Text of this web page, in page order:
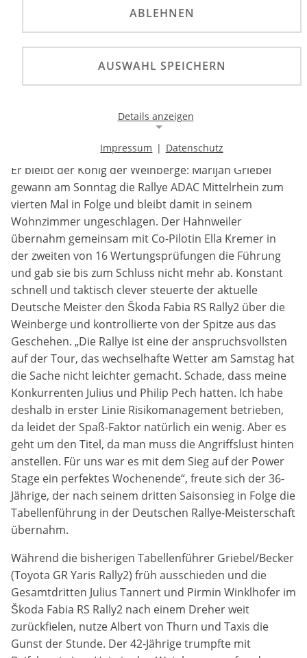
Der amtierende Deutsche Meister gewinnt
souverän die 4. Rallye ADAC Mittelrhein, während
Albert von Thurn und Taxis mit Platz zwei sein
einzigartiger Kulisse hochklassigen Rallyesport
Er bleibt der König der Weinberge: Marijan Griebel
gewann am Sonntag die Rallye ADAC Mittelrhein zum
vierten Mal in Folge und bleibt damit in seinem
Wohnzimmer ungeschlagen. Der Hahnweiler
übernahm gemeinsam mit Co-Pilotin Ella Kremer in
der zweiten von 16 Wertungsprüfungen die Führung
und gab sie bis zum Schluss nicht mehr ab. Konstant
schnell und taktisch clever steuerte der aktuelle
Deutsche Meister den Škoda Fabia RS Rally2 über die
Weinberge und kontrollierte von der Spitze aus das
Geschehen. „Die Rallye ist eine der anspruchsvollsten
auf der Tour, das wechselhafte Wetter am Samstag hat
die Sache nicht leichter gemacht. Schade, dass meine
Konkurrenten Julius und Philip Pech hatten. Ich habe
deshalb in erster Linie Risikomanagement betrieben,
da leidet der Spaß-Faktor natürlich ein wenig. Aber es
geht um den Titel, da man muss die Angriffslust hinten
anstellen. Für uns war es mit dem Sieg auf der Power
Stage ein perfektes Wochenende“, freute sich der 36-
Jährige, der nach seinem dritten Saisonsieg in Folge die
Tabellenführung in der Deutschen Rallye-Meisterschaft
übernahm.
Während die bisherigen Tabellenführer Griebel/Becker
(Toyota GR Yaris Rally2) früh ausschieden und die
Gesamtdritten Julius Tannert und Pirmin Winklhofer im
Škoda Fabia RS Rally2 nach einem Dreher weit
zurückfielen, nutze Albert von Thurn und Taxis die
Gunst der Stunde. Der 42-Jährige trumpfte mit
ABLEHNEN
AUSWAHL SPEICHERN
Details anzeigen
Notwendige Cookies ermöglichen die Kernfunktionalität
einer Website. Sie helfen dabei, die Website nutzbar zu
machen, indem sie grundlegende Funktionen
ermöglichen. Ohne diese Cookies kann die Website nicht
richtig funktionieren.
Background Image
Name:
gw-cookie-bgimage
Anbieter:
DMSB
Zweck:
Dieser Cookie speichert Informationen zu
verwendeten Hintergrundbildern der Website.
Cookie Laufzeit:
24 Stunden
Cookie Consent
cookie_consent
Anbieter:
DMSB
Zweck:
Dieser Cookie speichert die gewählten Cookie-
Impressum | Datenschutz